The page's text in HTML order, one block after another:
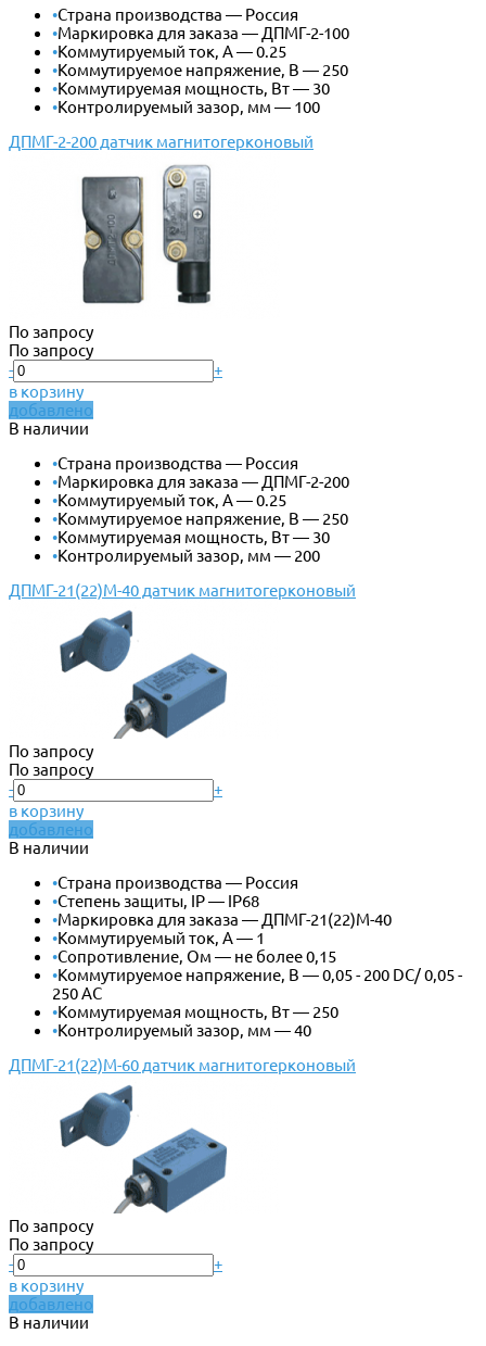
•Страна производства — Россия
•Маркировка для заказа — ДПМГ-2-100
•Коммутируемый ток, А — 0.25
•Коммутируемое напряжение, В — 250
•Коммутируемая мощность, Вт — 30
•Контролируемый зазор, мм — 100
ДПМГ-2-200 датчик магнитогерконовый
По запросу
По запросу
-
+
в корзину
добавлено
В наличии
•Страна производства — Россия
•Маркировка для заказа — ДПМГ-2-200
•Коммутируемый ток, А — 0.25
•Коммутируемое напряжение, В — 250
•Коммутируемая мощность, Вт — 30
•Контролируемый зазор, мм — 200
ДПМГ-21(22)М-40 датчик магнитогерконовый
По запросу
По запросу
-
+
в корзину
добавлено
В наличии
•Страна производства — Россия
•Степень защиты, IP — IP68
•Маркировка для заказа — ДПМГ-21(22)М-40
•Коммутируемый ток, А — 1
•Сопротивление, Ом — не более 0,15
•Коммутируемое напряжение, В — 0,05 - 200 DС/ 0,05 -
250 AC
•Коммутируемая мощность, Вт — 250
•Контролируемый зазор, мм — 40
ДПМГ-21(22)М-60 датчик магнитогерконовый
По запросу
По запросу
-
+
в корзину
добавлено
В наличии